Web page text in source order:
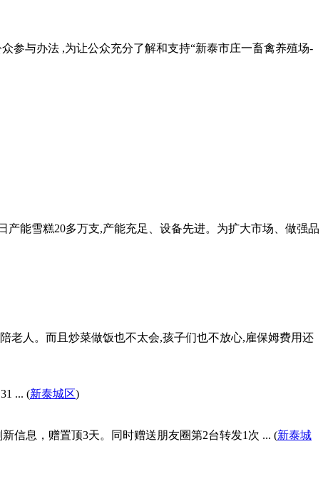
参与办法 ,为让公众充分了解和支持“新泰市庄一畜禽养殖场-
能雪糕20多万支,产能充足、设备先进。为扩大市场、做强品
老人。而且炒菜做饭也不太会,孩子们也不放心,雇保姆费用还
... (新泰城区)
信息，赠置顶3天。同时赠送朋友圈第2台转发1次 ... (新泰城